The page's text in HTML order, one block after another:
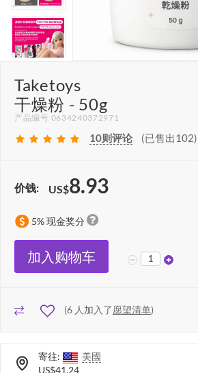
Taketoys
干燥粉 - 50g
产品编号 0634240372971
10则评论 (已售出102)
价钱: US$8.93
5% 现金奖分
加入购物车
(6 人加入了愿望清单)
寄往:
美國
US$41.24